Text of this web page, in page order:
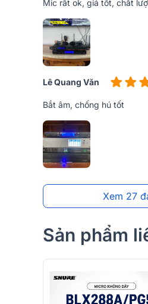
Phía sau micro BS-
Điều này cho phép kết
cầu sử dụng khác nhau.
Mic rất ok, giá tốt, chất
Lê Quang Văn
Bắt âm, chống hú tốt
Xem 27
Sản phẩm